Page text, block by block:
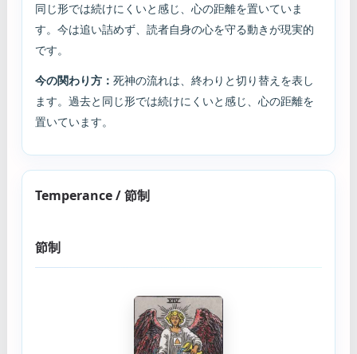
同じ形では続けにくいと感じ、心の距離を置いていま
す。今は追い詰めず、読者自身の心を守る動きが現実的
です。
今の関わり方： 死神の流れは、終わりと切り替えを表し
ます。過去と同じ形では続けにくいと感じ、心の距離を
置いています。
Temperance / 節制
節制